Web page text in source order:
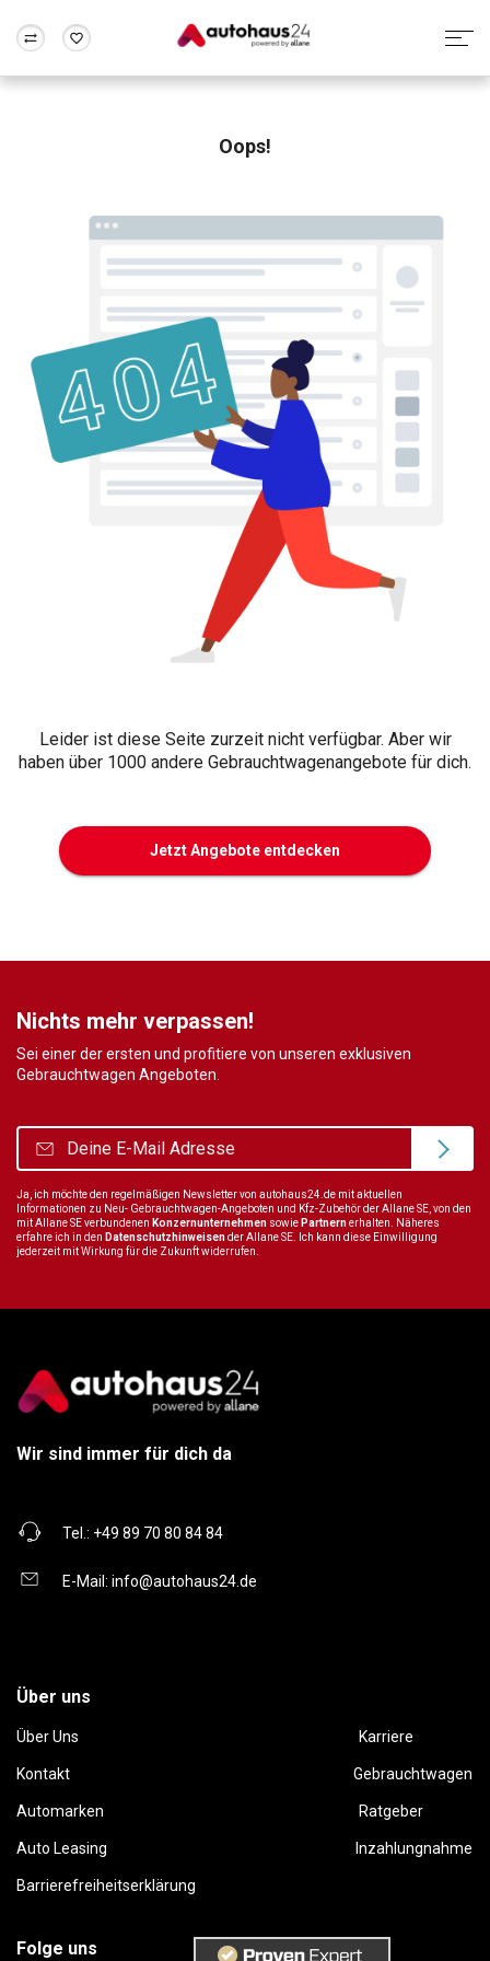
Rund um die Inzahlungnahme
Oops!
Leider ist diese Seite zurzeit nicht verfügbar. Aber wir
haben über 1000 andere Gebrauchtwagenangebote für dich.
Jetzt Angebote entdecken
Nichts mehr verpassen!
Sei einer der ersten und profitiere von unseren exklusiven
Gebrauchtwagen Angeboten.
Ja, ich möchte den regelmäßigen Newsletter von autohaus24.de mit aktuellen
Informationen zu Neu- Gebrauchtwagen-Angeboten und Kfz-Zubehör der Allane SE, von den
mit Allane SE verbundenen Konzernunternehmen sowie Partnernerhalten. Näheres
erfahre ich in den Datenschutzhinweisender Allane SE. Ich kann diese Einwilligung
jederzeit mit Wirkung für die Zukunft widerrufen.
Wir sind immer für dich da
Tel.: +49 89 70 80 84 84
E-Mail: info@autohaus24.de
Über uns
Über Uns Karriere
Kontakt Gebrauchtwagen
Automarken Ratgeber
Auto Leasing Inzahlungnahme
Barrierefreiheitserklärung
Folge uns